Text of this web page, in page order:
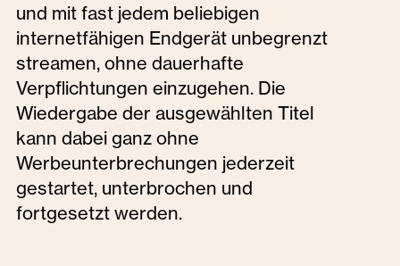
und mit fast jedem beliebigen
internetfähigen Endgerät unbegrenzt
streamen, ohne dauerhafte
Verpflichtungen einzugehen. Die
Wiedergabe der ausgewählten Titel
kann dabei ganz ohne
Werbeunterbrechungen jederzeit
gestartet, unterbrochen und
fortgesetzt werden.